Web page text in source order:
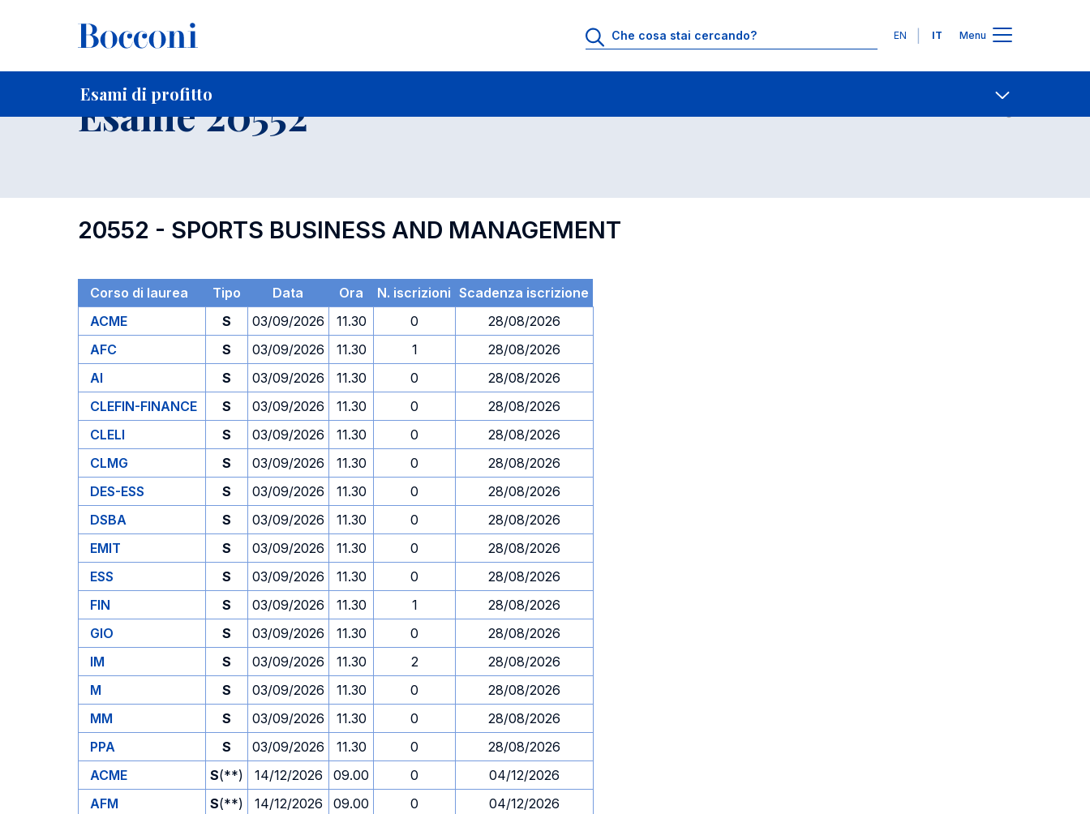
Lingue
EN IT Menu
Esami di profitto
Home Per studenti iscritti Contatti
Esame 20552
20552 - SPORTS BUSINESS AND MANAGEMENT
Corso di laurea Tipo Data Ora N. iscrizioni Scadenza iscrizione
ACME
S 03/09/2026 11.30 0
28/08/2026
AFC
S 03/09/2026 11.30 1
28/08/2026
AI
S 03/09/2026 11.30 0
28/08/2026
CLEFIN-FINANCE
S 03/09/2026 11.30 0
28/08/2026
CLELI
S 03/09/2026 11.30 0
28/08/2026
CLMG
S 03/09/2026 11.30 0
28/08/2026
DES-ESS
S 03/09/2026 11.30 0
28/08/2026
DSBA
S 03/09/2026 11.30 0
28/08/2026
EMIT
S 03/09/2026 11.30 0
28/08/2026
ESS
S 03/09/2026 11.30 0
28/08/2026
FIN
S 03/09/2026 11.30 1
28/08/2026
GIO
S 03/09/2026 11.30 0
28/08/2026
IM
S 03/09/2026 11.30 2
28/08/2026
M
S 03/09/2026 11.30 0
28/08/2026
MM
S 03/09/2026 11.30 0
28/08/2026
PPA
S 03/09/2026 11.30 0
28/08/2026
ACME
S(**) 14/12/2026 09.00 0
04/12/2026
AFM
S(**) 14/12/2026 09.00 0
04/12/2026